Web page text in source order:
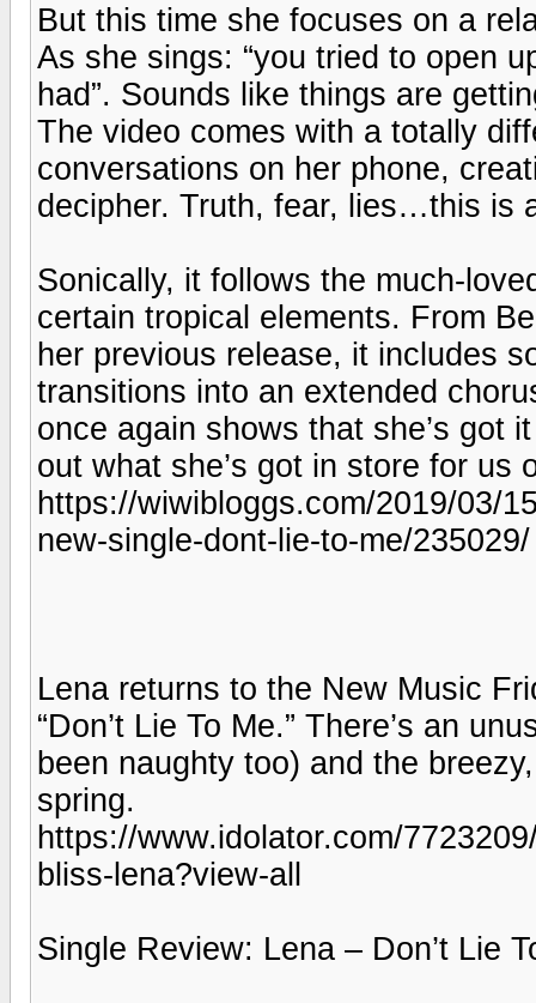
But this time she focuses on a
As she sings: “you tried to open
had”. Sounds like things are
The video comes with a totally
conversations on her phone,
decipher. Truth, fear, lies…this is
Sonically, it follows the much-
certain tropical elements. From
her previous release, it includes
transitions into an extended
once again shows that she’s got
out what she’s got in store for us
https://wiwibloggs.com/2019/03/
new-single-dont-lie-to-me/235029/
Lena returns to the New Music
“Don’t Lie To Me.” There’s an
been naughty too) and the
spring.
https://www.idolator.com/
bliss-lena?view-all
Single Review: Lena – Don’t Lie